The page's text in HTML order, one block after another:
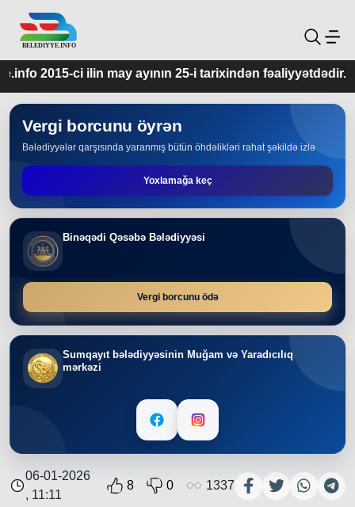
ayının 25-i tarixindən fəaliyyətdədir.
Vergi borcunu öyrən
Bələdiyyələr qarşısında yaranmış bütün öhdəlikləri rahat şəkildə izlə
Yoxlamağa keç
Binəqədi Qəsəbə Bələdiyyəsi
Vergi borcunu ödə
Sumqayıt bələdiyyəsinin Muğam və Yaradıcılıq
mərkəzi
06-01-2026
, 11:11
8 0 1337